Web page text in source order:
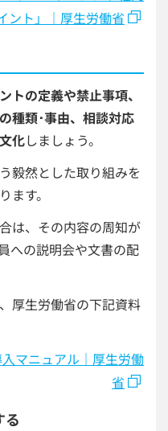
ント」｜厚生労働省
トの定義や禁止事項、
種類･事由、相談対応
化しましょう。
毅然とした取り組みを
ます。
は、その内容の周知が
への説明会や文書の配
厚生労働省の下記資料
マニュアル｜厚生労働
省
る